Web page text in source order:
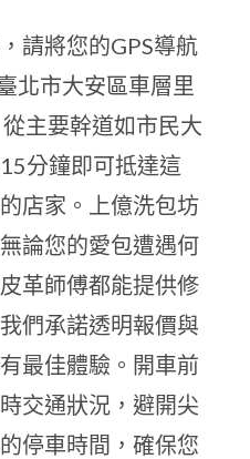
請將您的GPS導航
北市大安區車層里
主要幹道如市民大
分鐘即可抵達這
店家。上億洗包坊
論您的愛包遭遇何
革師傅都能提供修
們承諾透明報價與
最佳體驗。開車前
交通狀況，避開尖
停車時間，確保您